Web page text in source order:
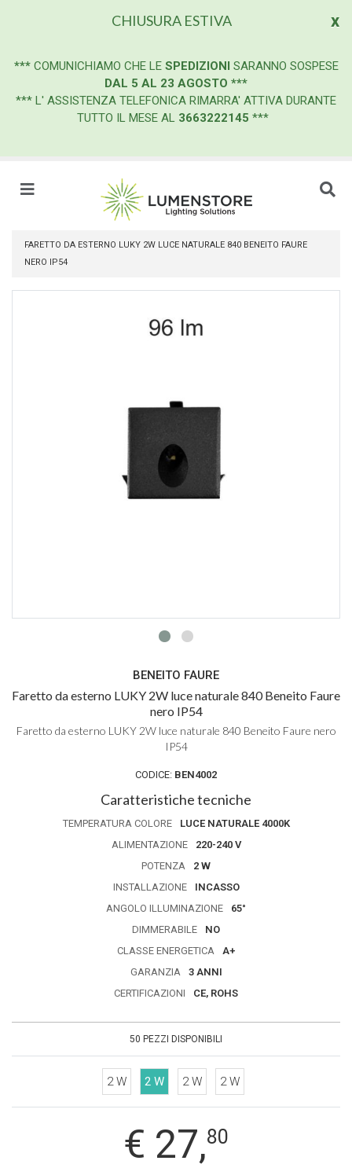
x
CHIUSURA ESTIVA
*** COMUNICHIAMO CHE LE SPEDIZIONI SARANNO SOSPESE
DAL 5 AL 23 AGOSTO ***
*** L' ASSISTENZA TELEFONICA RIMARRA' ATTIVA DURANTE
TUTTO IL MESE AL 3663222145 ***
FARETTO DA ESTERNO LUKY 2W LUCE NATURALE 840 BENEITO FAURE
NERO IP54
BENEITO FAURE
Faretto da esterno LUKY 2W luce naturale 840 Beneito Faure
nero IP54
Faretto da esterno LUKY 2W luce naturale 840 Beneito Faure nero
IP54
CODICE: BEN4002
Caratteristiche tecniche
TEMPERATURA COLORE
LUCE NATURALE 4000K
ALIMENTAZIONE
220-240 V
POTENZA
2 W
INSTALLAZIONE
INCASSO
ANGOLO ILLUMINAZIONE
65°
DIMMERABILE
NO
CLASSE ENERGETICA
A+
GARANZIA
3 ANNI
CERTIFICAZIONI
CE, ROHS
50 PEZZI DISPONIBILI
2 W 2 W 2 W 2 W
€ 27,80